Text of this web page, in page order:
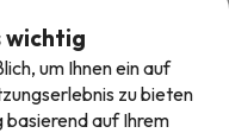
wichtig
um Ihnen ein auf
zu bieten
basierend auf Ihrem